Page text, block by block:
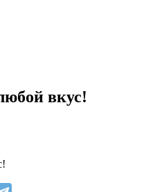
вкус!